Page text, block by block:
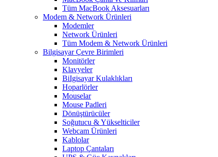
Tüm MacBook Aksesuarları
Modem & Network Ürünleri
Modemler
Network Ürünleri
Tüm Modem & Network Ürünleri
Bilgisayar Çevre Birimleri
Monitörler
Klavyeler
BiIgisayar Kulaklıkları
Hoparlörler
Mouselar
Mouse Padleri
Dönüştürücüler
Soğutucu & Yükselticiler
Webcam Ürünleri
Kablolar
Laptop Çantaları